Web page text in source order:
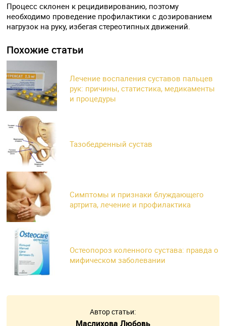
Процесс склонен к рецидивированию, поэтому
необходимо проведение профилактики с дозированием
нагрузок на руку, избегая стереотипных движений.
Похожие статьи
Лечение воспаления суставов пальцев
рук: причины, статистика, медикаменты
и процедуры
Тазобедренный сустав
Симптомы и признаки блуждающего
артрита, лечение и профилактика
Остеопороз коленного сустава: правда о
мифическом заболевании
Автор статьи:
Маслихова Любовь